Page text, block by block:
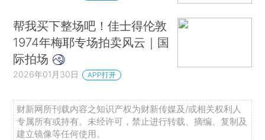
帮我买下整场吧！佳士得伦敦
1974年梅耶专场拍卖风云｜国
际拍场
2026年01月30日 APP打开
财新网所刊载内容之知识产权为财新传媒及/或相关权利人
专属所有或持有。未经许可，禁止进行转载、摘编、复制及
建立镜像等任何使用。